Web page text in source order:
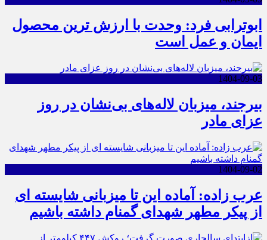
ابوترابی فرد: وحدت با ارزش ترین محصول
ایمان و عمل است
1404-09-03
بیرجند، میزبان لاله‌های بی‌نشان در روز
عزای مادر
1404-09-02
عرب زاده: آماده این تا میزبانی شایسته ای
از پیکر مطهر شهدای گمنام داشته باشیم